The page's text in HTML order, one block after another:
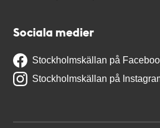
Sociala medier
Stockholmskällan på
Stockholmskällan på